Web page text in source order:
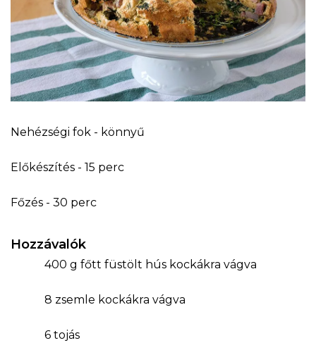
Nehézségi fok - könnyű
Előkészítés - 15 perc
Főzés - 30 perc
Hozzávalók
400 g főtt füstölt hús kockákra vágva
8 zsemle kockákra vágva
6 tojás